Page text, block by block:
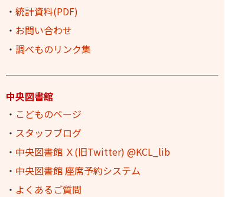
・ 統計資料(PDF)
・ お問い合わせ
・ 調べものリンク集
中央図書館
・ こどものページ
・ スタッフブログ
・ 中央図書館 Ｘ(旧Twitter) @KCL_lib
・ 中央図書館 座席予約システム
・ よくあるご質問